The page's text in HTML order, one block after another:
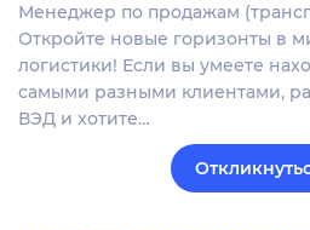
Менеджер по продажам
Откройте новые горизонты в
логистики! Если вы умеете
самыми разными клиентами,
ВЭД и хотите…